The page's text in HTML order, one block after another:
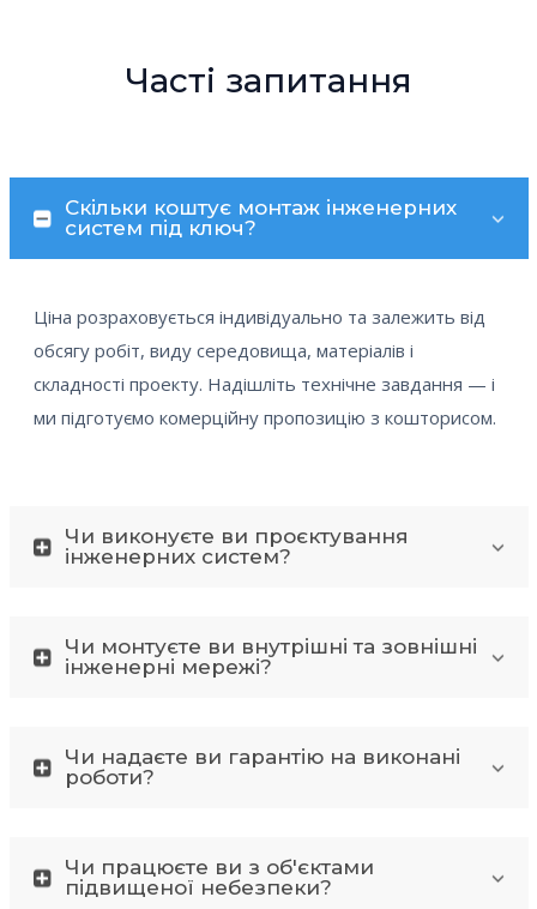
Часті запитання
Скільки коштує монтаж інженерних
систем під ключ?
Ціна розраховується індивідуально та залежить від
обсягу робіт, виду середовища, матеріалів і
складності проекту. Надішліть технічне завдання — і
ми підготуємо комерційну пропозицію з кошторисом.
Чи виконуєте ви проєктування
інженерних систем?
Чи монтуєте ви внутрішні та зовнішні
інженерні мережі?
Чи надаєте ви гарантію на виконані
роботи?
Чи працюєте ви з об'єктами
підвищеної небезпеки?